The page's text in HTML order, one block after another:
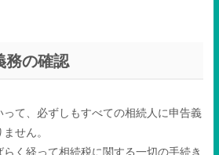
務の確認
て、必ずしもすべての相続人に申告義
せん。
く経って相続税に関する一切の手続き